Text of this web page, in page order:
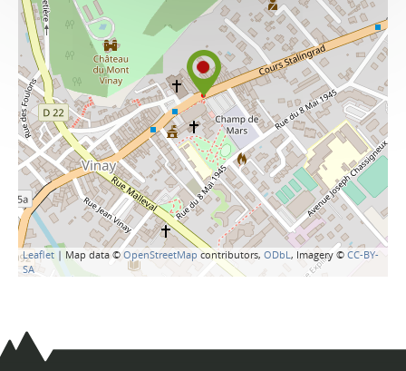
Leaflet | Map data © OpenStreetMap contributors, ODbL , Imagery © CC-BY-
SA